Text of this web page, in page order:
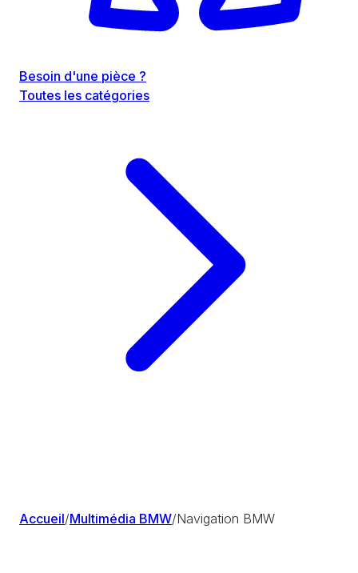
Besoin d'une pièce ?
Toutes les catégories
Accueil/Multimédia BMW/Navigation BMW